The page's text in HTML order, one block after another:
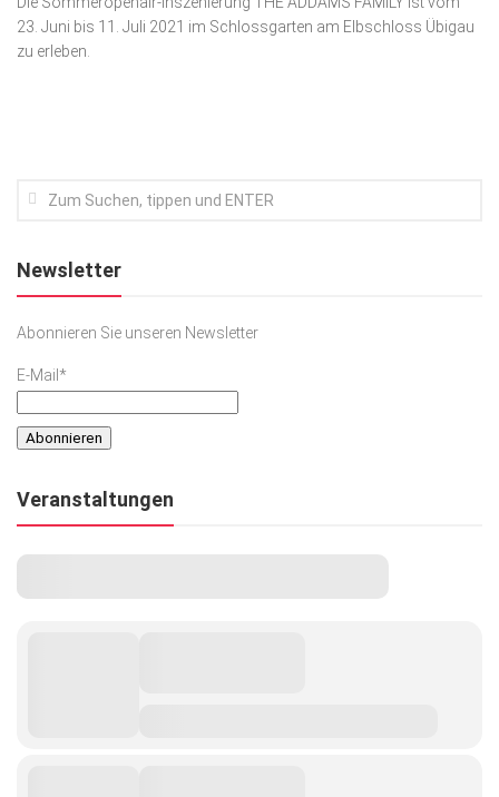
Kunst & Kultur
Top Branchen
23. Juni bis 11. Juli 2021 im Schlossgarten am Elbschloss Übigau
zu erleben.
Newsletter
Abonnieren Sie unseren Newsletter
E-Mail*
Veranstaltungen